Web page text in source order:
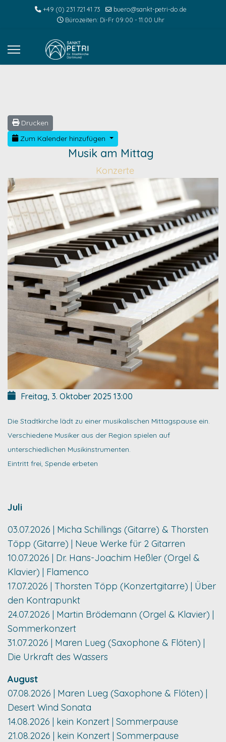
+49 (0) 231 721 41 73
buero@sankt-petri-do.de
Bürozeiten: Di-Fr 09:00 - 11:00 Uhr
Drucken
Zum Kalender hinzufügen
Musik am Mittag
Konzerte
Freitag, 3. Oktober 2025 13:00
Die Stadtkirche lädt zu einer musikalischen Mittagspause ein.
Verschiedene Musiker aus der Region spielen auf
unterschiedlichen Musikinstrumenten.
Eintritt frei, Spende erbeten
Juli
03.07.2026 | Micha Schillings (Gitarre) & Thorsten
Töpp (Gitarre) | Neue Werke für 2 Gitarren
10.07.2026 | Dr. Hans-Joachim Heßler (Orgel &
Klavier) | Flamenco
17.07.2026 | Thorsten Töpp (Konzertgitarre) | Über
den Kontrapunkt
24.07.2026 | Martin Brödemann (Orgel & Klavier) |
Sommerkonzert
31.07.2026 | Maren Lueg (Saxophone & Flöten) |
Die Urkraft des Wassers
August
07.08.2026 | Maren Lueg (Saxophone & Flöten) |
Desert Wind Sonata
14.08.2026 | kein Konzert | Sommerpause
21.08.2026 | kein Konzert | Sommerpause